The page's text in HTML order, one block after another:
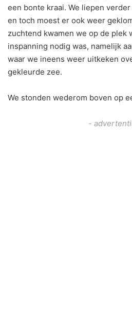
een bonte kraai. We liepen
en toch moest er ook weer
zuchtend kwamen we op de plek
inspanning nodig was, namelijk
waar we ineens weer uitkeken
gekleurde zee.
We stonden wederom boven op
-